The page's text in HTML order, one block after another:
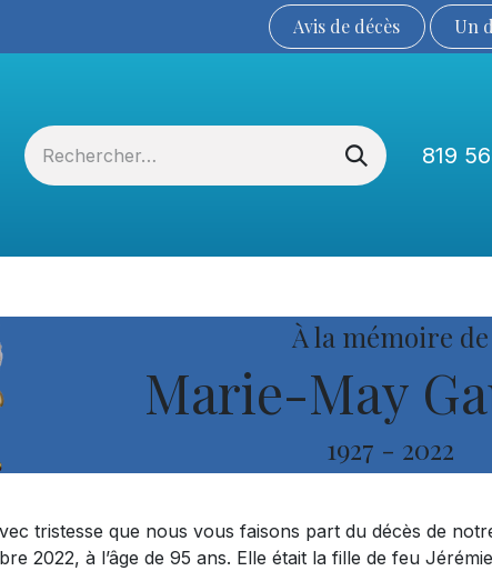
Avis de décès Un
819
À la mémoire de
Marie-May
1927 - 2022
tristesse que nous vous faisons part du décès de
2022, à l’âge de 95 ans. Elle était la fille de feu